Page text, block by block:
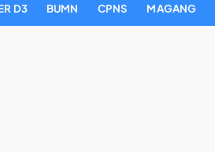
D3 BUMN CPNS MAGANG